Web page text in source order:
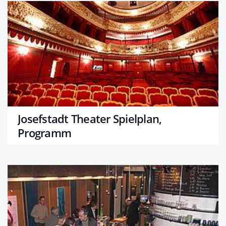
Josefstadt Theater Spielplan,
Programm